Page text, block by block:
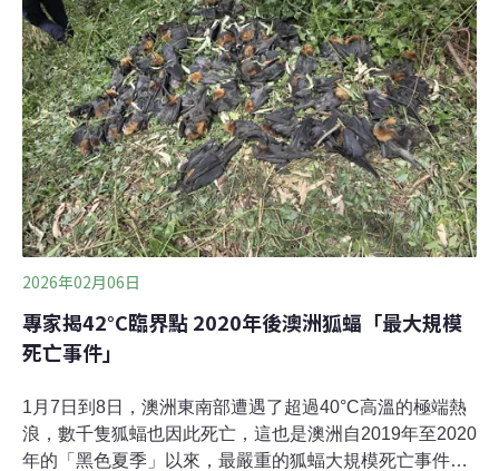
類生物的生存。蛙壺菌會攻擊青蛙的皮膚，導致角蛋白增
生。由於青蛙仰賴皮膚呼吸，皮膚病變會導致牠們呼吸困
難，甚至死亡。蛙壺菌也傷害神經系統，導致青蛙的行為
異常。染病的個體不會立即死亡，當牠們游到其它水域，
疫情就會擴展開來。成蛙與蝌蚪可能因直接接觸到染病的
個體而感染，也可能間接接觸到被蛙壺
2026年02月06日
專家揭42°C臨界點 2020年後澳洲狐蝠「最大規模
死亡事件」
1月7日到8日，澳洲東南部遭遇了超過40°C高溫的極端熱
浪，數千隻狐蝠也因此死亡，這也是澳洲自2019年至2020
年的「黑色夏季」以來，最嚴重的狐蝠大規模死亡事件。